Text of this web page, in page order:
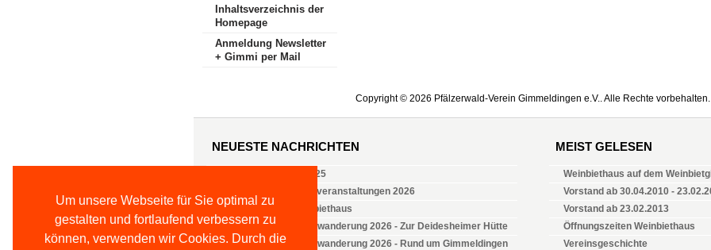
Um unsere Webseite für Sie optimal zu
gestalten und fortlaufend verbessern zu
können, verwenden wir Cookies. Durch die
Inhaltsverzeichnis der
Homepage
Anmeldung Newsletter
+ Gimmi per Mail
Copyright © 2026 Pfälzerwald-Verein Gimmeldingen e.V.. Alle Rechte vorbehalten.
NEUESTE NACHRICHTEN
Vorstand ab 14.06.2025
Jugend- und Familienveranstaltungen 2026
Öffnungszeiten Weinbiethaus
Nachlese: 2. Familienwanderung 2026 - Zur Deidesheimer Hütte
Nachlese: 1. Familienwanderung 2026 - Rund um Gimmeldingen
MEIST GELESEN
Weinbiethaus auf dem
Vorstand ab 30.04.2010 -
Vorstand ab 23.02.2013
Öffnungszeiten Weinbiethaus
Vereinsgeschichte